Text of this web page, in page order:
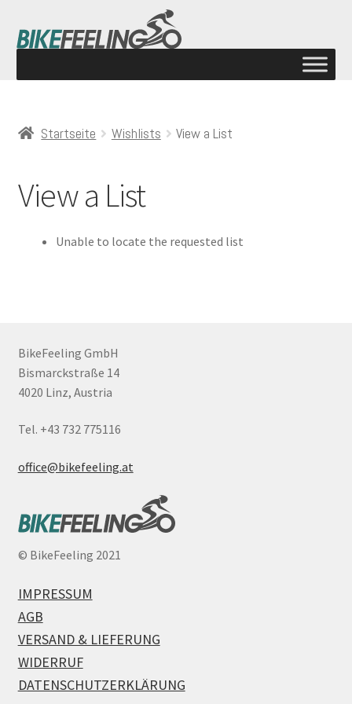
Startseite Wishlists View a List
View a List
Unable to locate the requested list
BikeFeeling GmbH
Bismarckstraße 14
4020 Linz, Austria
Tel. +43 732 775116
office@bikefeeling.at
© BikeFeeling 2021
IMPRESSUM
AGB
VERSAND & LIEFERUNG
WIDERRUF
DATENSCHUTZERKLÄRUNG